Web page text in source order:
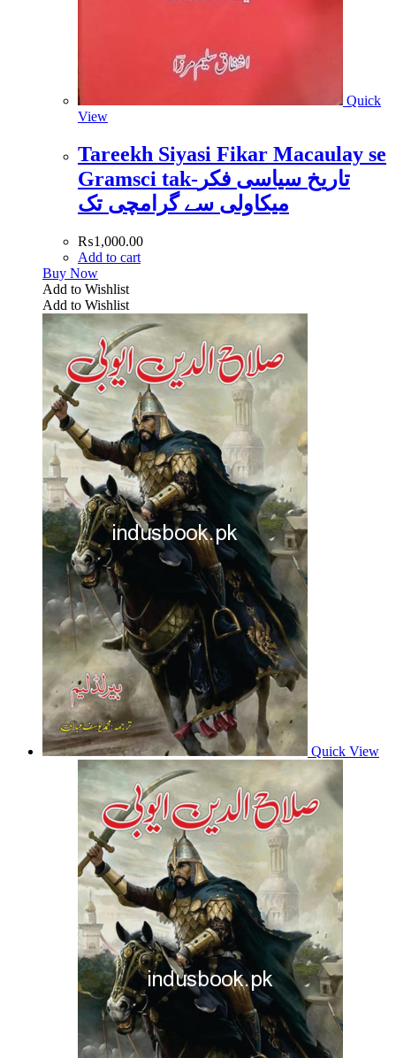
Quick
View
Tareekh Siyasi Fikar Macaulay se
Gramsci tak-تاریخ سیاسی فکر
میکاولی سے گرامچی تک
₨1,000.00
Add to cart
Buy Now
Add to Wishlist
Add to Wishlist
Quick View